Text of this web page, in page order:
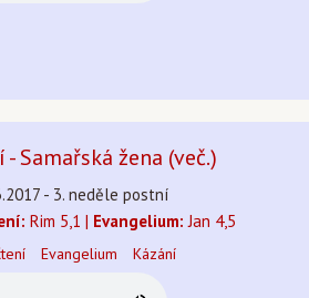
Samařská žena (več.)
- 3. neděle postní
Rim 5,1 | Evangelium: Jan 4,5
Evangelium Kázání